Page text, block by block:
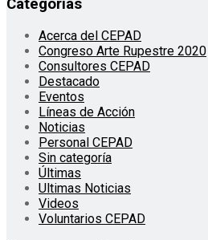
Categorías
Acerca del CEPAD
Congreso Arte Rupestre 2020
Consultores CEPAD
Destacado
Eventos
Líneas de Acción
Noticias
Personal CEPAD
Sin categoría
Últimas
Ultimas Noticias
Videos
Voluntarios CEPAD